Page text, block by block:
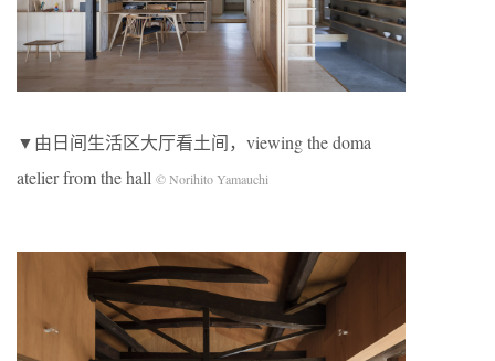
▼由日间生活区大厅看土间，viewing the doma
atelier from the hall © Norihito Yamauchi